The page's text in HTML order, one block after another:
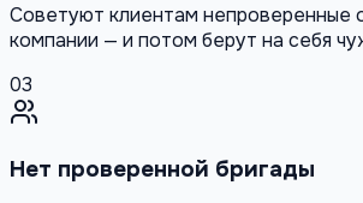
Советуют клиентам непроверенные
компании — и потом берут на себя
03
Нет проверенной бригады